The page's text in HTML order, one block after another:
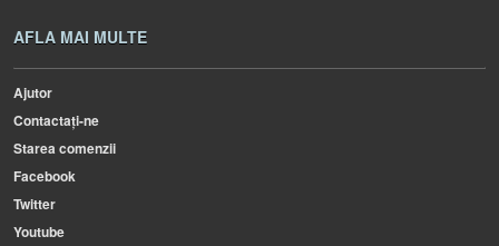
AFLA MAI MULTE
Ajutor
Contactați-ne
Starea comenzii
Facebook
Twitter
Youtube